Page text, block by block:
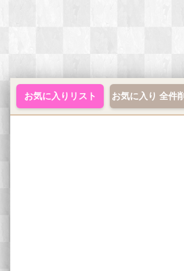
お気に入りリスト お気に入り 全件